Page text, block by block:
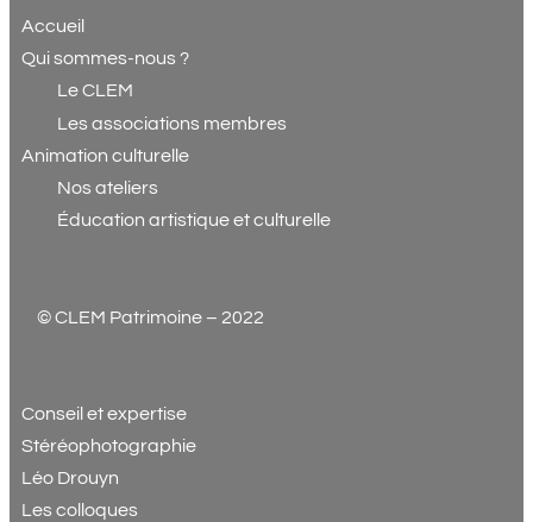
Accueil
Qui sommes-nous ?
Le CLEM
Les associations membres
Animation culturelle
Nos ateliers
Éducation artistique et culturelle
© CLEM Patrimoine – 2022
Conseil et expertise
Stéréophotographie
Léo Drouyn
Les colloques